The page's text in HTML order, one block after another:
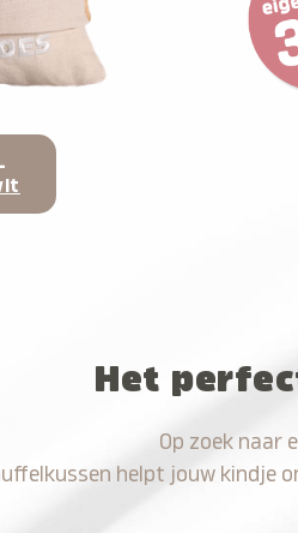
Het
Op zoek naar
helpt jouw